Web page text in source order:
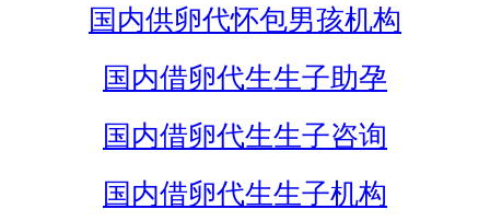
国内供卵代怀包男孩机构
国内借卵代生生子助孕
国内借卵代生生子咨询
国内借卵代生生子机构